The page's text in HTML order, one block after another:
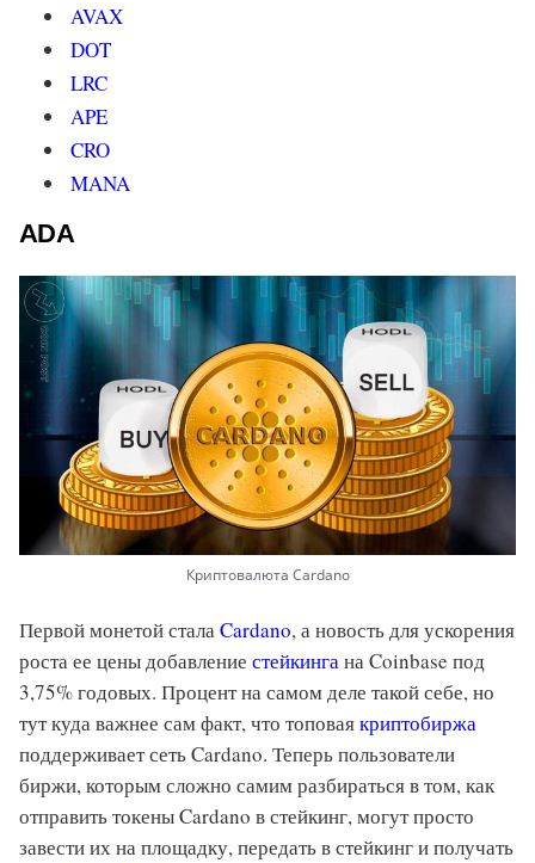
AVAX
DOT
LRC
APE
CRO
MANA
ADA
Криптовалюта Cardano
Первой монетой сталаCardano, а новость для ускорения
роста ее цены добавление стейкингана Coinbase под
3,75% годовых. Процент на самом деле такой себе, но
тут куда важнее сам факт, что топоваякриптобиржа
поддерживает сеть Cardano. Теперь пользователи
биржи, которым сложно самим разбираться в том, как
отправить токены Cardano в стейкинг, могут просто
завести их на площадку, передать в стейкинг и получать